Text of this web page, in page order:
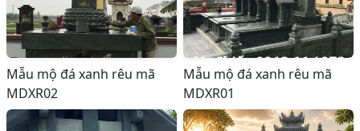
Mẫu mộ đá xanh rêu mã
MDXR02
Mẫu mộ đá xanh rêu mã
MDXR01